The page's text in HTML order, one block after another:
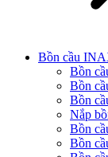
Bồn cầu
Bồn
Bồn
Bồn
Nắp
Bồn
Bồn